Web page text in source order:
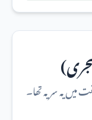
میں یہ سریہ تھا۔